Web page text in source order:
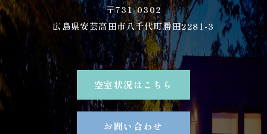
〒731-0302
広島県安芸高田市八千代町勝田2281-3
空室状況はこちら
お問い合わせ